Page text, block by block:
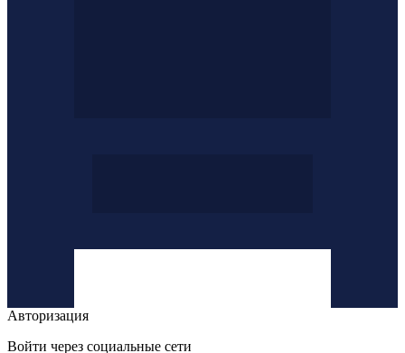
Авторизация
Войти через социальные сети